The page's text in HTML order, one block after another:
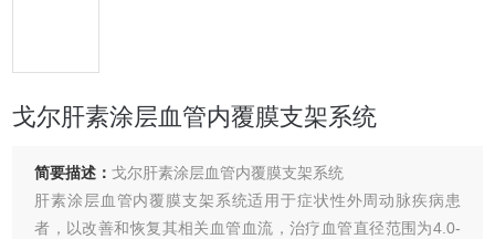
戈尔肝素涂层血管内覆膜支架系统
简要描述：戈尔肝素涂层血管内覆膜支架系统
肝素涂层血管内覆膜支架系统适用于症状性外周动脉疾病患
者，以改善和恢复其相关血管血流，治疗血管直径范围为4.0-